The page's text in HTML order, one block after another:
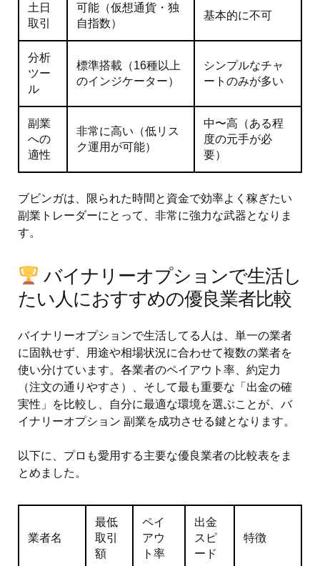
土日
取引
可能（仮想通貨・独
自指数）
基本的に不可
分析
ツー
ル
標準搭載（16種以上
のインジケーター）
シンプルなチャ
ートのみが多い
副業
への
適性
非常に高い（低リス
ク運用が可能）
中〜高（ある程
度の元手が必
要）
ブビンガは、限られた時間と資金で効率よく稼ぎたい
副業トレーダーにとって、非常に強力な武器となりま
す。
バイナリーオプションで生活し
たい人におすすめの優良業者比較
バイナリーオプションで生活してる人は、単一の業者
に固執せず、用途や相場状況に合わせて複数の業者を
使い分けています。各業者のペイアウト率、約定力
（注文の通りやすさ）、そして最も重要な「出金の確
実性」を比較し、自分に最適な環境を選ぶことが、バ
イナリーオプション 副業を成功させる鍵となります。
以下に、プロも愛用する主要な優良業者の比較表をま
とめました。
業者名
最低
取引
額
ペイ
アウ
ト率
出金
スピ
ード
特徴